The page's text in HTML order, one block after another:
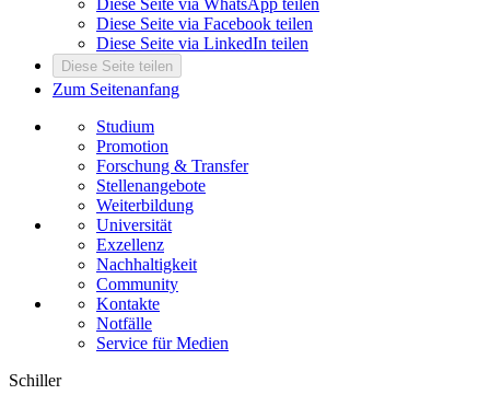
Diese Seite via Facebook teilen
Diese Seite via LinkedIn teilen
Diese Seite teilen
Zum Seitenanfang
Studium
Promotion
Forschung & Transfer
Stellenangebote
Weiterbildung
Universität
Exzellenz
Nachhaltigkeit
Community
Kontakte
Notfälle
Service für Medien
Schiller